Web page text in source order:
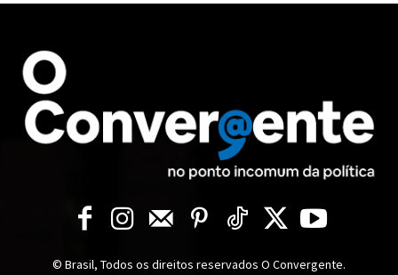
© Brasil, Todos os direitos reservados O Convergente.